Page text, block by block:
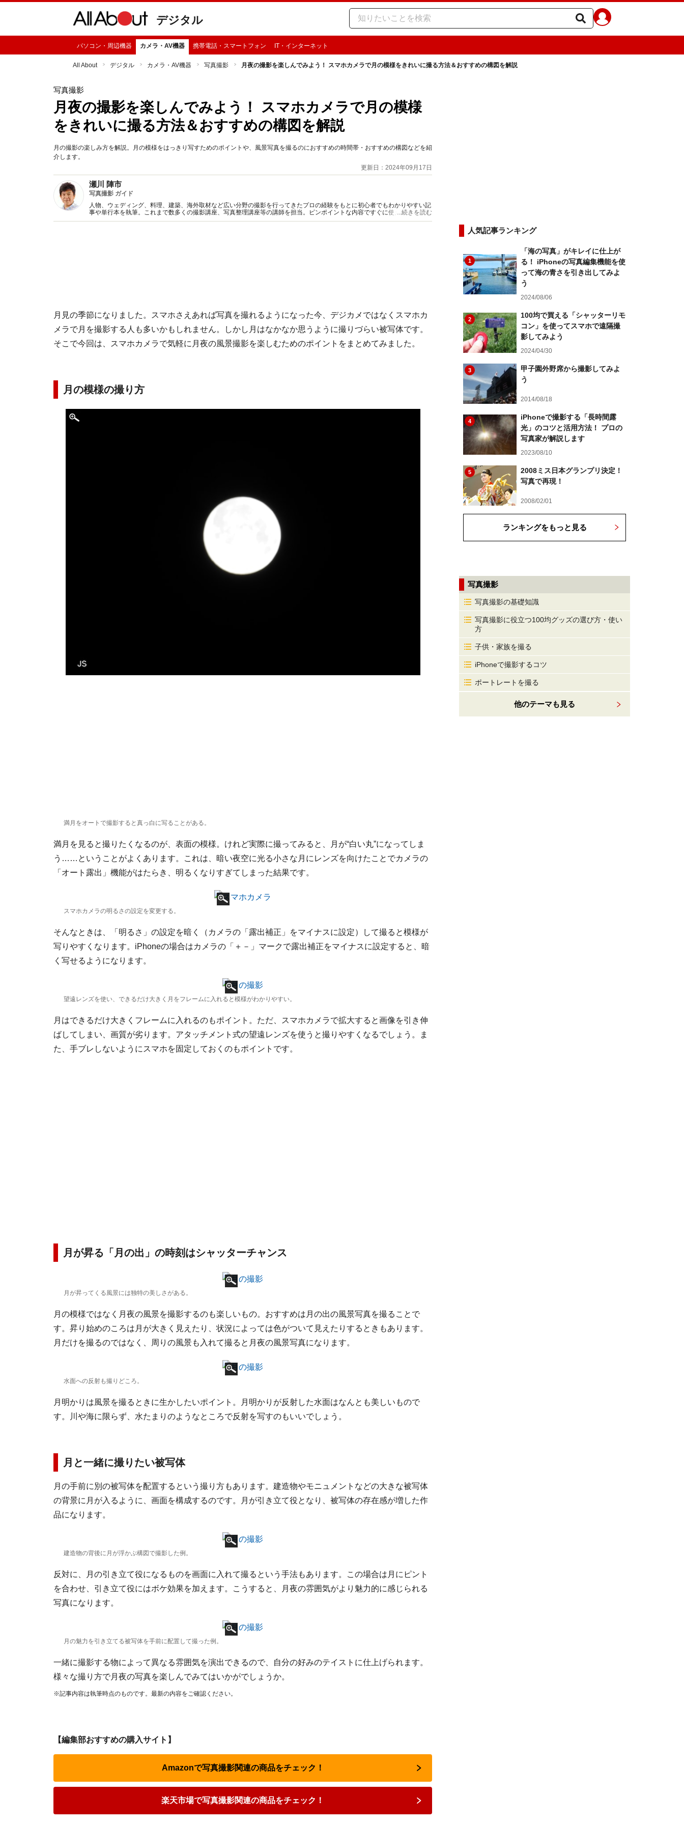
デジタル
パソコン・周辺機器 カメラ・AV機器 携帯電話・スマートフォン IT・インターネット
All About デジタル カメラ・AV機器 写真撮影 月夜の撮影を楽しんでみよう！ スマホカメラで月の模様をきれいに撮る方法＆おすすめの構図を解説
写真撮影
月夜の撮影を楽しんでみよう！ スマホカメラで月の模様
をきれいに撮る方法＆おすすめの構図を解説
月の撮影の楽しみ方を解説。月の模様をはっきり写すためのポイントや、風景写真を撮るのにおすすめの時間帯・おすすめの構図などを紹
介します。
更新日：2024年09月17日
瀬川 陣市
写真撮影 ガイド
人物、ウェディング、料理、建築、海外取材など広い分野の撮影を行ってきたプロの経験をもとに初心者でもわかりやすい記
事や単行本を執筆。これまで数多くの撮影講座、写真整理講座等の講師を担当。ピンポイントな内容ですぐに使えて撮影がよ
り楽しくなる内容を心がけアドバイスしています。
...続きを読む
月見の季節になりました。スマホさえあれば写真を撮れるようになった今、デジカメではなくスマホカ
メラで月を撮影する人も多いかもしれません。しかし月はなかなか思うように撮りづらい被写体です。
そこで今回は、スマホカメラで気軽に月夜の風景撮影を楽しむためのポイントをまとめてみました。
月の模様の撮り方
満月をオートで撮影すると真っ白に写ることがある。
満月を見ると撮りたくなるのが、表面の模様。けれど実際に撮ってみると、月が“白い丸”になってしま
う……ということがよくあります。これは、暗い夜空に光る小さな月にレンズを向けたことでカメラの
「オート露出」機能がはたらき、明るくなりすぎてしまった結果です。
スマホカメラの明るさの設定を変更する。
そんなときは、「明るさ」の設定を暗く（カメラの「露出補正」をマイナスに設定）して撮ると模様が
写りやすくなります。iPhoneの場合はカメラの「＋－」マークで露出補正をマイナスに設定すると、暗
く写せるようになります。
望遠レンズを使い、できるだけ大きく月をフレームに入れると模様がわかりやすい。
月はできるだけ大きくフレームに入れるのもポイント。ただ、スマホカメラで拡大すると画像を引き伸
ばしてしまい、画質が劣ります。アタッチメント式の望遠レンズを使うと撮りやすくなるでしょう。ま
た、手ブレしないようにスマホを固定しておくのもポイントです。
月が昇る「月の出」の時刻はシャッターチャンス
月が昇ってくる風景には独特の美しさがある。
月の模様ではなく月夜の風景を撮影するのも楽しいもの。おすすめは月の出の風景写真を撮ることで
す。昇り始めのころは月が大きく見えたり、状況によっては色がついて見えたりするときもあります。
月だけを撮るのではなく、周りの風景も入れて撮ると月夜の風景写真になります。
水面への反射も撮りどころ。
月明かりは風景を撮るときに生かしたいポイント。月明かりが反射した水面はなんとも美しいもので
す。川や海に限らず、水たまりのようなところで反射を写すのもいいでしょう。
月と一緒に撮りたい被写体
月の手前に別の被写体を配置するという撮り方もあります。建造物やモニュメントなどの大きな被写体
の背景に月が入るように、画面を構成するのです。月が引き立て役となり、被写体の存在感が増した作
品になります。
建造物の背後に月が浮かぶ構図で撮影した例。
反対に、月の引き立て役になるものを画面に入れて撮るという手法もあります。この場合は月にピント
を合わせ、引き立て役にはボケ効果を加えます。こうすると、月夜の雰囲気がより魅力的に感じられる
写真になります。
月の魅力を引き立てる被写体を手前に配置して撮った例。
一緒に撮影する物によって異なる雰囲気を演出できるので、自分の好みのテイストに仕上げられます。
様々な撮り方で月夜の写真を楽しんでみてはいかがでしょうか。
※記事内容は執筆時点のものです。最新の内容をご確認ください。
【編集部おすすめの購入サイト】
Amazonで写真撮影関連の商品をチェック！
楽天市場で写真撮影関連の商品をチェック！
人気記事ランキング
1
「海の写真」がキレイに仕上が
る！ iPhoneの写真編集機能を使
って海の青さを引き出してみよ
う
2024/08/06
2
100均で買える「シャッターリモ
コン」を使ってスマホで遠隔撮
影してみよう
2024/04/30
3
甲子園外野席から撮影してみよ
う
2014/08/18
4
iPhoneで撮影する「長時間露
光」のコツと活用方法！ プロの
写真家が解説します
2023/08/10
5
2008ミス日本グランプリ決定！
写真で再現！
2008/02/01
ランキングをもっと見る
写真撮影
写真撮影の基礎知識
写真撮影に役立つ100均グッズの選び方・使い
方
子供・家族を撮る
iPhoneで撮影するコツ
ポートレートを撮る
他のテーマも見る